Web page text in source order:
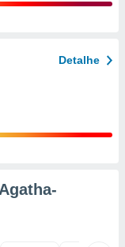
Detalhe